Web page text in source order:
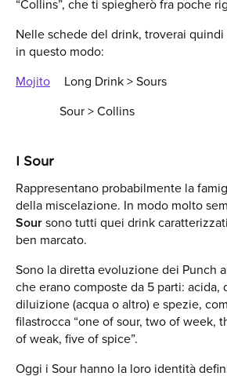
“Collins”, che ti spiegherò fra poche
Nelle schede del drink, troverai quindi
in questo modo:
Mojito Long Drink > Sours
Sour > Collins
I Sour
Rappresentano probabilmente la
della miscelazione. In modo molto
Soursono tutti quei drink
ben marcato.
Sono la diretta evoluzione dei Punch
che erano composte da 5 parti: acida,
diluizione (acqua o altro) e spezie,
filastrocca “one of sour, two of week,
of weak, five of spice”.
Oggi i Sour hanno la loro identità